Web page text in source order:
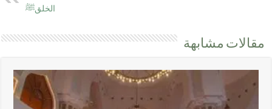
الخلقﷺ
مقالات مشابهة